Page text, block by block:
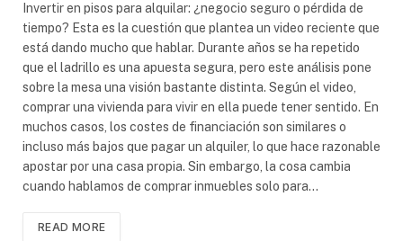
Invertir en pisos para alquilar: ¿negocio seguro o pérdida de
tiempo? Esta es la cuestión que plantea un video reciente que
está dando mucho que hablar. Durante años se ha repetido
que el ladrillo es una apuesta segura, pero este análisis pone
sobre la mesa una visión bastante distinta. Según el video,
comprar una vivienda para vivir en ella puede tener sentido. En
muchos casos, los costes de financiación son similares o
incluso más bajos que pagar un alquiler, lo que hace razonable
apostar por una casa propia. Sin embargo, la cosa cambia
cuando hablamos de comprar inmuebles solo para…
READ MORE